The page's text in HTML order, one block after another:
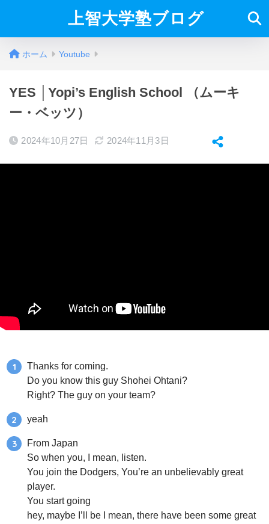
上智大学塾ブログ
ホーム Youtube
YES │Yopi’s English School （ムーキ
ー・ベッツ）
2024年10月27日 2024年11月3日
Thanks for coming.
Do you know this guy Shohei Ohtani?
Right? The guy on your team?
yeah
From Japan
So when you, I mean, listen.
You join the Dodgers, You’re an unbelievably great
player.
You start going
hey, maybe I’ll be I mean, there have been some great